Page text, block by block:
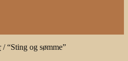
/“Sting og sømme”